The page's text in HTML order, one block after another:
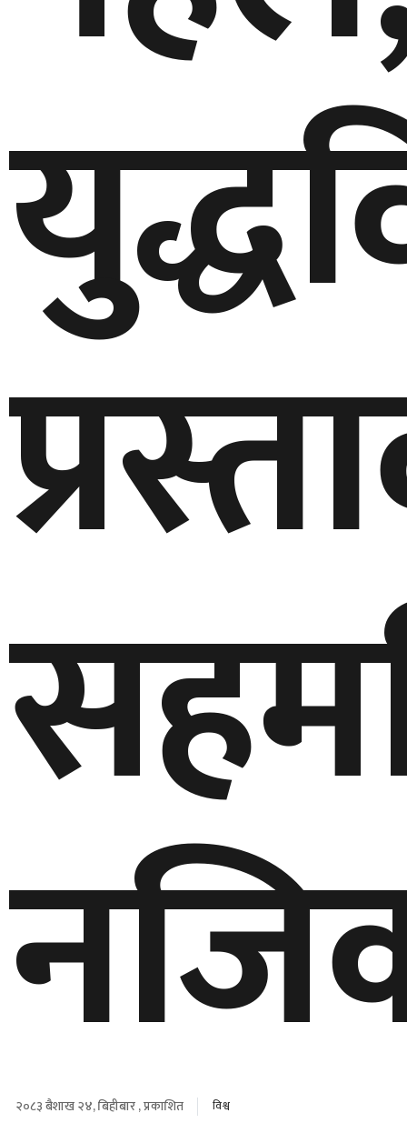
२०८३ बैशाख २४, बिहीबार , प्रकाशित विश्व